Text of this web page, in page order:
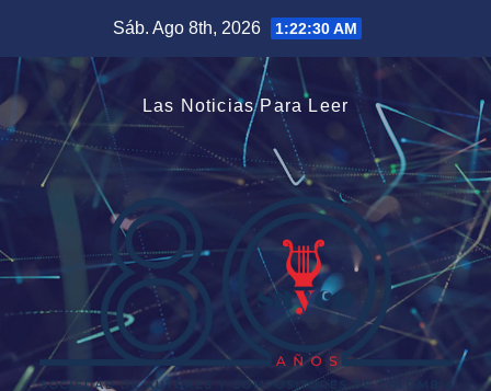
contenido
Sáb. Ago 8th, 2026 1:22:31 AM
Las Noticias Para Leer